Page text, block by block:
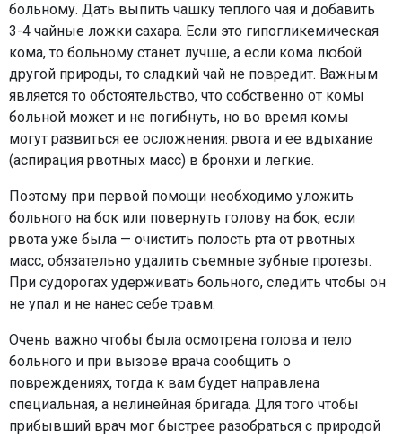
больному. Дать выпить чашку теплого чая и добавить
3-4 чайные ложки сахара. Если это гипогликемическая
кома, то больному станет лучше, а если кома любой
другой природы, то сладкий чай не повредит. Важным
является то обстоятельство, что собственно от комы
больной может и не погибнуть, но во время комы
могут развиться ее осложнения: рвота и ее вдыхание
(аспирация рвотных масс) в бронхи и легкие.
Поэтому при первой помощи необходимо уложить
больного на бок или повернуть голову на бок, если
рвота уже была — очистить полость рта от рвотных
масс, обязательно удалить съемные зубные протезы.
При судорогах удерживать больного, следить чтобы он
не упал и не нанес себе травм.
Очень важно чтобы была осмотрена голова и тело
больного и при вызове врача сообщить о
повреждениях, тогда к вам будет направлена
специальная, а нелинейная бригада. Для того чтобы
прибывший врач мог быстрее разобраться с природой